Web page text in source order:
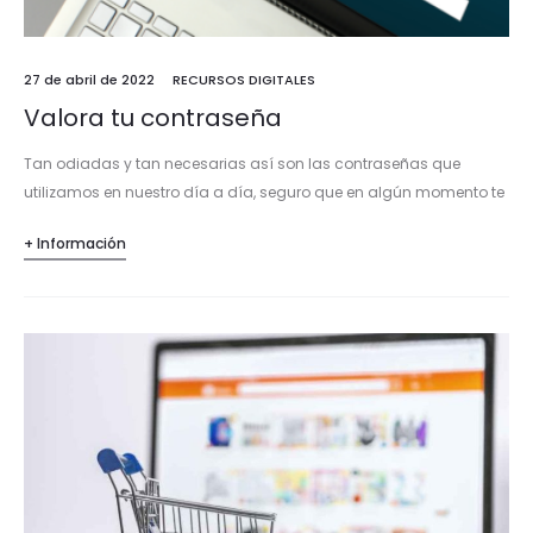
27 de abril de 2022 RECURSOS DIGITALES
Valora tu contraseña
Tan odiadas y tan necesarias así son las contraseñas que
utilizamos en nuestro día a día, seguro que en algún momento te
+ Información